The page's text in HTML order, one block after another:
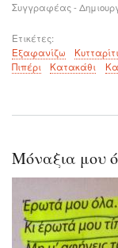
Συγγραφέας -
Ετικέτες
Εξαφανίζω
Πιπέρι
Κατακάθι
Μόναξια μου